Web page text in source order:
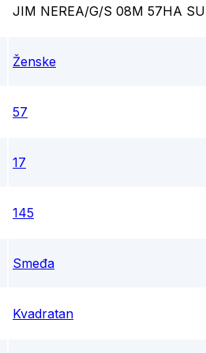
JIM NEREA/G/S 08M 57HA
Ženske
57
17
145
Smeđa
Kvadratan